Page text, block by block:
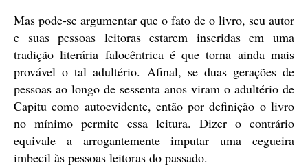
Mas pode-se argumentar que o fato de o livro, seu autor
e suas pessoas leitoras estarem inseridas em uma
tradição literária falocêntrica é que torna ainda mais
provável o tal adultério. Afinal, se duas gerações de
pessoas ao longo de sessenta anos viram o adultério de
Capitu como autoevidente, então por definição o livro
no mínimo permite essa leitura. Dizer o contrário
equivale a arrogantemente imputar uma cegueira
imbecil às pessoas leitoras do passado.